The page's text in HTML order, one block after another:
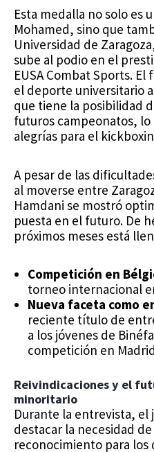
Esta medalla no solo es
Mohamed, sino que
Universidad de
sube al podio en el
EUSA Combat Sports.
el deporte universitario
que tiene la posibilidad
futuros campeonatos,
alegrías para el
A pesar de las
al moverse entre
Hamdani se mostró
puesta en el futuro. De
próximos meses está
Competición en
torneo internacional
Nueva faceta como
reciente título de
a los jóvenes de
competición en
Reivindicaciones y el
minoritario
Durante la entrevista, el
destacar la necesidad
reconocimiento para